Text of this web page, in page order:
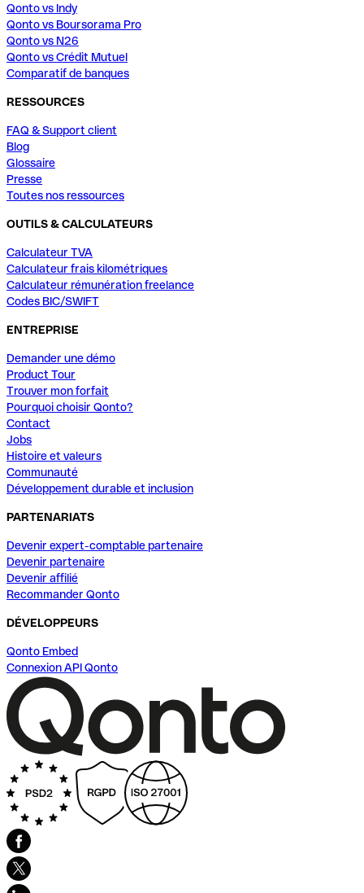
Qonto vs Indy
Qonto vs Boursorama Pro
Qonto vs N26
Qonto vs Crédit Mutuel
Comparatif de banques
RESSOURCES
FAQ & Support client
Blog
Glossaire
Presse
Toutes nos ressources
OUTILS & CALCULATEURS
Calculateur TVA
Calculateur frais kilométriques
Calculateur rémunération freelance
Codes BIC/SWIFT
ENTREPRISE
Demander une démo
Product Tour
Trouver mon forfait
Pourquoi choisir Qonto?
Contact
Jobs
Histoire et valeurs
Communauté
Développement durable et inclusion
PARTENARIATS
Devenir expert-comptable partenaire
Devenir partenaire
Devenir affilié
Recommander Qonto
DÉVELOPPEURS
Qonto Embed
Connexion API Qonto